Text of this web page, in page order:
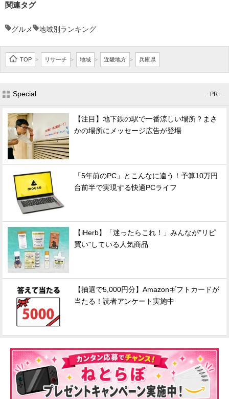
関連タグ
グルメ 地域別ランキング
TOP > リサーチ > 地域 > 近畿地方 > 兵庫県
Special - PR -
【注目】地下鉄の駅で一番涼しい場所？まさ
かの場所にメッセージ広告が登場
「5年前のPC」とこんなに違う！予算10万円
台前半で実現する快適PCライフ
【iHerb】「迷ったらこれ！」みんなが"リピ
買い"している人気商品
【抽選で5,000円分】Amazonギフトカードが
当たる！読者アンケート実施中